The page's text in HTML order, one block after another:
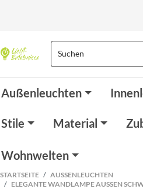
Außenleuchten
Stile Material
Wohnwelten
STARTSEITE
AUSSENLEUCHTEN
ELEGANTE WANDLAMPE AUSSEN